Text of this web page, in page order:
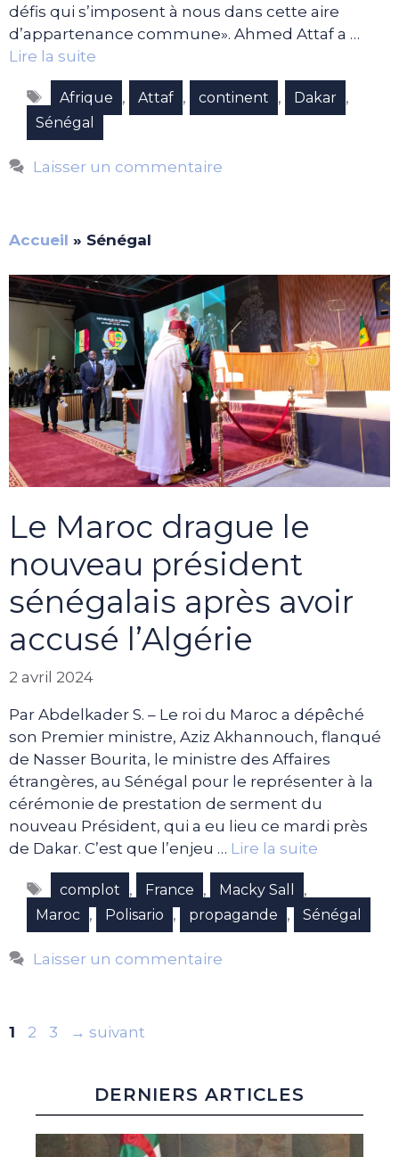
défis qui s’imposent à nous dans cette aire
d’appartenance commune». Ahmed Attaf a …
Lire la suite
Étiquettes
Afrique , Attaf , continent , Dakar ,
Sénégal
Laisser un commentaire
Accueil » Sénégal
Le Maroc drague le
nouveau président
sénégalais après avoir
accusé l’Algérie
2 avril 2024
Par Abdelkader S. – Le roi du Maroc a dépêché
son Premier ministre, Aziz Akhannouch, flanqué
de Nasser Bourita, le ministre des Affaires
étrangères, au Sénégal pour le représenter à la
cérémonie de prestation de serment du
nouveau Président, qui a eu lieu ce mardi près
de Dakar. C’est que l’enjeu … Lire la suite
Étiquettes
complot , France , Macky Sall ,
Maroc , Polisario , propagande , Sénégal
Laisser un commentaire
Page
1 Page
2 Page
3 → suivant
DERNIERS ARTICLES